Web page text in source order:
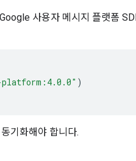
사용자 메시지 플랫폼
platform:4.0.0" )
기화해야 합니다.